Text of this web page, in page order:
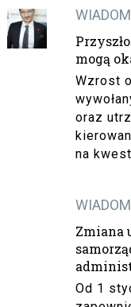
mogą
Wzrost
oraz
na
Zmiana
Od 1